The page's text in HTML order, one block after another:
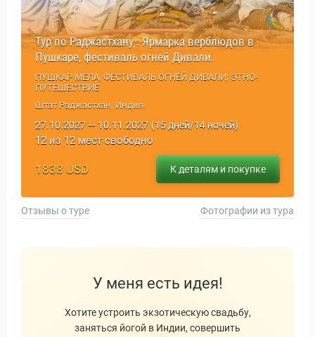
Тур по Раджастхану : Ярмарка верблюдов в
Пушкаре, фестиваль огней Дивали.
ПУШКАР МЕЛА, ФЕСТИВАЛЬ ОГНЕЙ ДИВАЛИ, ЭТНО-
ПУТЕШЕСТВИЕ
Штат Раджастхан, Индия.
27.10.2027 — 10.11.2027 (15 дней/14 ночей)
12 из 12 мест свободно
1838 USD К деталям и покупке
Отзывы о туре Фотографии из тура
У меня есть идея!
Хотите устроить экзотическую свадьбу,
заняться йогой в Индии, совершить